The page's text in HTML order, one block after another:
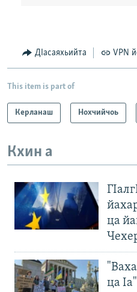
ДIасаяхьийта VPN
This item is part of
Керланаш Нохчийчоь
Кхин а
ца
ца